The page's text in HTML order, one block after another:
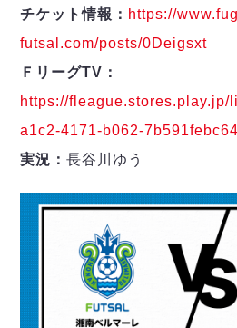
チケット情報： https://
futsal.com/posts/0Deigsxt
ＦリーグTV：
https://fleague.stores.play.jp/
a1c2-4171-b062-
実況：長谷川ゆう